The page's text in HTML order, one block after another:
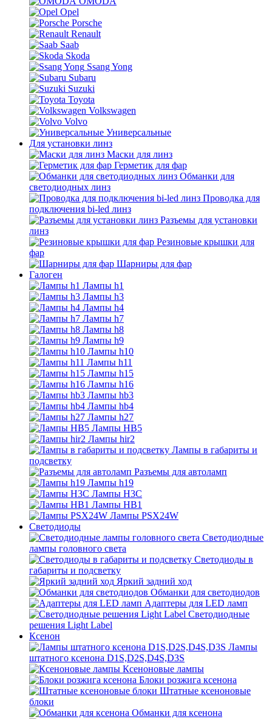
Opel
Porsche
Renault
Saab
Skoda
Ssang Yong
Subaru
Suzuki
Toyota
Volkswagen
Volvo
Универсальные
Для установки линз
Маски для линз
Герметик для фар
Обманки для
светодиодных линз
Проводка для
подключения bi-led линз
Разъемы для установки
линз
Резиновые крышки для
фар
Шарниры для фар
Галоген
Лампы h1
Лампы h3
Лампы h4
Лампы h7
Лампы h8
Лампы h9
Лампы h10
Лампы h11
Лампы h15
Лампы h16
Лампы hb3
Лампы hb4
Лампы h27
Лампы HB5
Лампы hir2
Лампы в габариты и
подсветку
Разъемы для автоламп
Лампы h19
Лампы H3C
Лампы HB1
Лампы PSX24W
Светодиоды
Светодиодные
лампы головного света
Светодиоды в
габариты и подсветку
Яркий задний ход
Обманки для светодиодов
Адаптеры для LED ламп
Светодиодные
решения Light Label
Ксенон
Лампы
штатного ксенона D1S,D2S,D4S,D3S
Ксеноновые лампы
Блоки розжига ксенона
Штатные ксеноновые
блоки
Обманки для ксенона